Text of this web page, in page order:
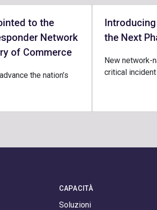
to the
Network
of Commerce
the nation’s
the Next
New network-
critical
CAPACITÀ
Soluzioni